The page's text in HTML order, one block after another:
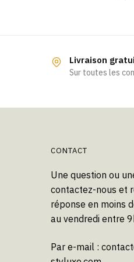
Livraison
Sur toutes les
CONTACT
Une question ou
contactez-nous et
réponse en moins
au vendredi entre
Par e-mail :